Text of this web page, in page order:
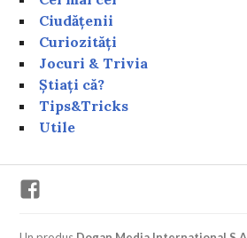
Ciudățenii
Curiozități
Jocuri & Trivia
Știați că?
Tips&Tricks
Utile